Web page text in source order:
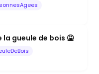
gueule de bois 🤮